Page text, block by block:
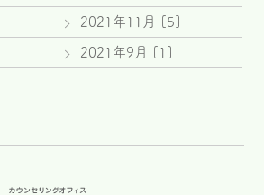
2021年11月 [5]
2021年9月 [1]